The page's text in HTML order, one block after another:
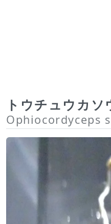
トウチュウカソ
Ophiocordyceps